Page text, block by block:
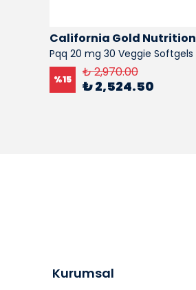
California Gold Nutrition
Pqq 20 mg 30 Veggie Softgels
%15 ₺ 2,970.00
₺ 2,524.50
Kurumsal